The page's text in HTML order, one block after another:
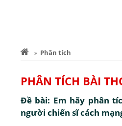
Phân tích
PHÂN TÍCH BÀI
Đề bài: Em hãy phân
người chiến sĩ cách